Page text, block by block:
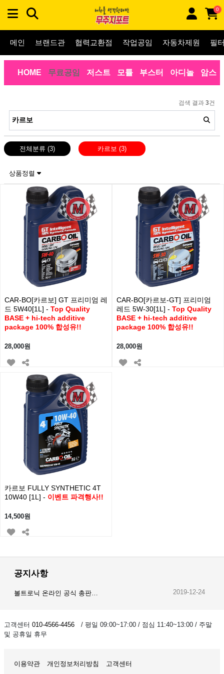
0
메인 브랜드관 협력교환점 작업공임 자동차제원 필
HOME 무료공임 저스트 모튤 부스터 아디놀 암스
검색 결과 3건
전체분류(3) 카르보 (3)
상품정렬
CAR-BO[카르보] GT 프리미엄 레
드 5W40[1L] - Top Quality
BASE + hi-tech additive
package 100% 합성유!!
28,000원
CAR-BO[카르보-GT] 프리미엄
레드 5W-30[1L] - Top Quality
BASE + hi-tech additive
package 100% 합성유!!
28,000원
카르보 FULLY SYNTHETIC 4T
10W40 [1L] - 이벤트 파격행사!!
14,500원
공지사항
볼트로닉 온라인 공식 총판… 2019-12-24
고객센터 010-4566-4456 / 평일 09:00~17:00 / 점심 11:40~13:00 / 주말
및 공휴일 휴무
이용약관 개인정보처리방침 고객센터